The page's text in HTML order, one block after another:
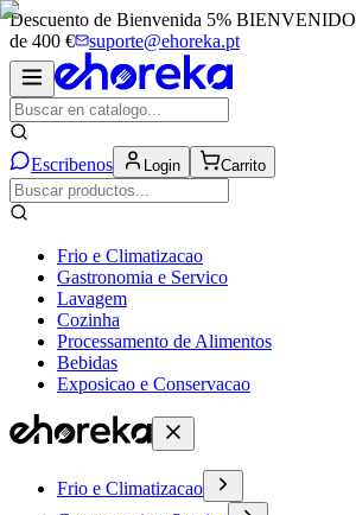
Descuento de Bienvenida 5% BIENVENIDO
de 400 €
suporte@ehoreka.pt
Escribenos Login Carrito
Frio e Climatizacao
Gastronomia e Servico
Lavagem
Cozinha
Processamento de Alimentos
Bebidas
Exposicao e Conservacao
Frio e Climatizacao